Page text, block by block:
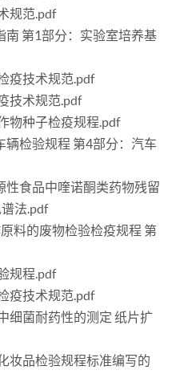
规范.pdf
南 第1部分：实验室培养基
疫技术规范.pdf
技术规范.pdf
物种子检疫规程.pdf
辆检验规程 第4部分：汽车
性食品中喹诺酮类药物残留
法.pdf
料的废物检验检疫规程 第
规程.pdf
疫技术规范.pdf
细菌耐药性的测定 纸片扩
妆品检验规程标准编写的